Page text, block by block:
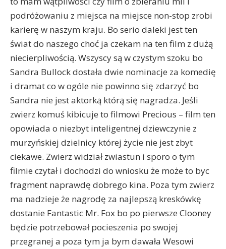
podróżowaniu z miejsca na miejsce non-stop zrobi
karierę w naszym kraju. Bo serio daleki jest ten
świat do naszego choć ja czekam na ten film z dużą
niecierpliwością. Wszyscy są w czystym szoku bo
Sandra Bullock dostała dwie nominacje za komedię
i dramat co w ogóle nie powinno się zdarzyć bo
Sandra nie jest aktorką którą się nagradza. Jeśli
zwierz komuś kibicuje to filmowi Precious – film ten
opowiada o niezbyt inteligentnej dziewczynie z
murzyńskiej dzielnicy której życie nie jest zbyt
ciekawe. Zwierz widział zwiastun i sporo o tym
filmie czytał i dochodzi do wniosku że może to byc
fragment naprawdę dobrego kina. Poza tym zwierz
ma nadzieje że nagrodę za najlepszą kreskówkę
dostanie Fantastic Mr. Fox bo po pierwsze Clooney
będzie potrzebował pocieszenia po swojej
przegranej a poza tym ja bym dawała Wesowi